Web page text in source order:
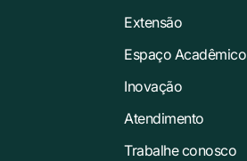
Extensão
Espaço Acadêmico
Inovação
Atendimento
Trabalhe conosco